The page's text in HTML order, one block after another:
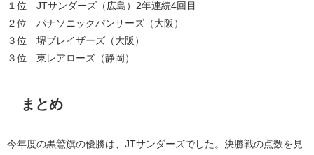
１位 JTサンダーズ（広島）2年連続4回目
２位 パナソニックパンサーズ（大阪）
３位 堺ブレイザーズ（大阪）
３位 東レアローズ（静岡）
まとめ
今年度の黒鷲旗の優勝は、JTサンダーズでした。決勝戦の点数を見